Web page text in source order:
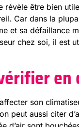
révèle être bien
Car dans la
et sa défaillance
chez soi, il est
en
son
peut aussi citer